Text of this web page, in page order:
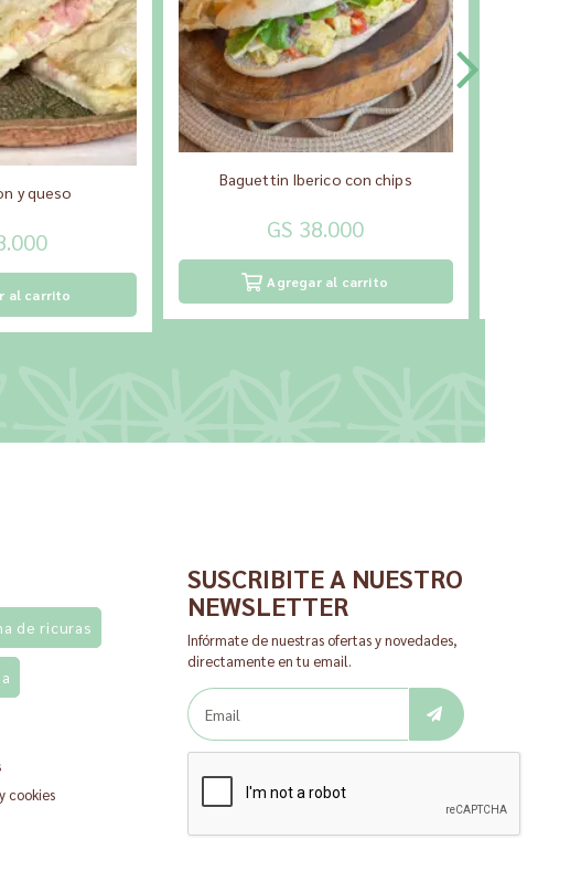
y queso
al carrito
Baguettin Iberico con chips
GS 38.000
Agregar al carrito
de ricuras
cookies
SUSCRIBITE A NUESTRO
NEWSLETTER
Infórmate de nuestras ofertas y novedades,
directamente en tu email.